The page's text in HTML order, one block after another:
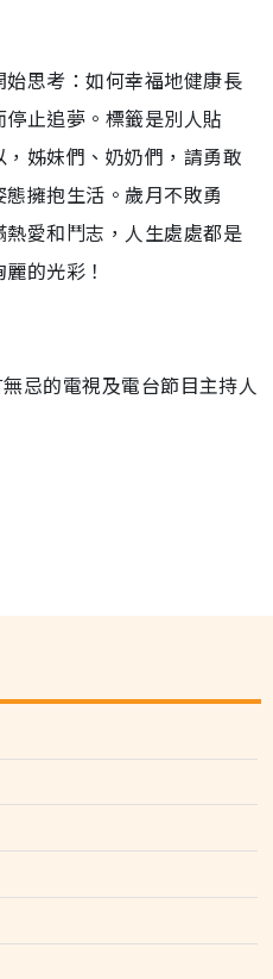
思考：如何幸福地健康長
止追夢。標籤是別人貼
姊妹們、奶奶們，請勇敢
擁抱生活。歲月不敗勇
愛和鬥志，人生處處都是
的光彩！
忌的電視及電台節目主持人